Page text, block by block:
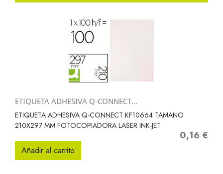
ETIQUETA ADHESIVA Q-CONNECT...
ETIQUETA ADHESIVA Q-CONNECT KF10664 TAMANO
210X297 MM FOTOCOPIADORA LASER INK-JET
Precio
0,16 €
Añadir al carrito